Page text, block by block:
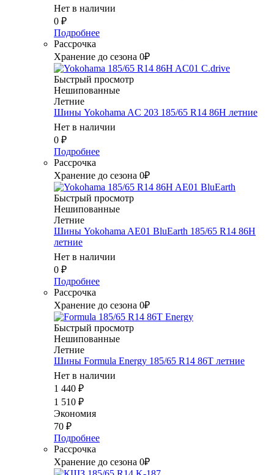
Нет в наличии
0 ₽
Подробнее
Рассрочка
Хранение до сезона 0₽
Быстрый просмотр
Нешипованные
Летние
Шины Yokohama AC 203 185/65 R14 86H летние
Нет в наличии
0 ₽
Подробнее
Рассрочка
Хранение до сезона 0₽
Быстрый просмотр
Нешипованные
Летние
Шины Yokohama AE01 BluEarth 185/65 R14 86H
летние
Нет в наличии
0 ₽
Подробнее
Рассрочка
Хранение до сезона 0₽
Быстрый просмотр
Нешипованные
Летние
Шины Formula Energy 185/65 R14 86T летние
Нет в наличии
1 440 ₽
1 510 ₽
Экономия
70 ₽
Подробнее
Рассрочка
Хранение до сезона 0₽